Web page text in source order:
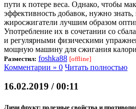
пути к потере веса. Однако, чтобы
эффективность добавок, нужно
жиросжигатели лучшим образом
Употребление их в сочетании со
и регулярными физическими
мощную машину для сжигания
Разместил: foshka88 [offline]
Комментарии » 0 Читать полностью
16.02.2019 / 00:11
Личи фрукт: полезные свойства и